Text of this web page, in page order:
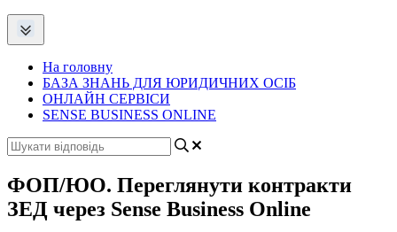
На головну
БАЗА ЗНАНЬ ДЛЯ ЮРИДИЧНИХ ОСІБ
ОНЛАЙН СЕРВІСИ
SENSE BUSINESS ONLINE
ФОП/ЮО. Переглянути контракти
ЗЕД через Sense Business Online